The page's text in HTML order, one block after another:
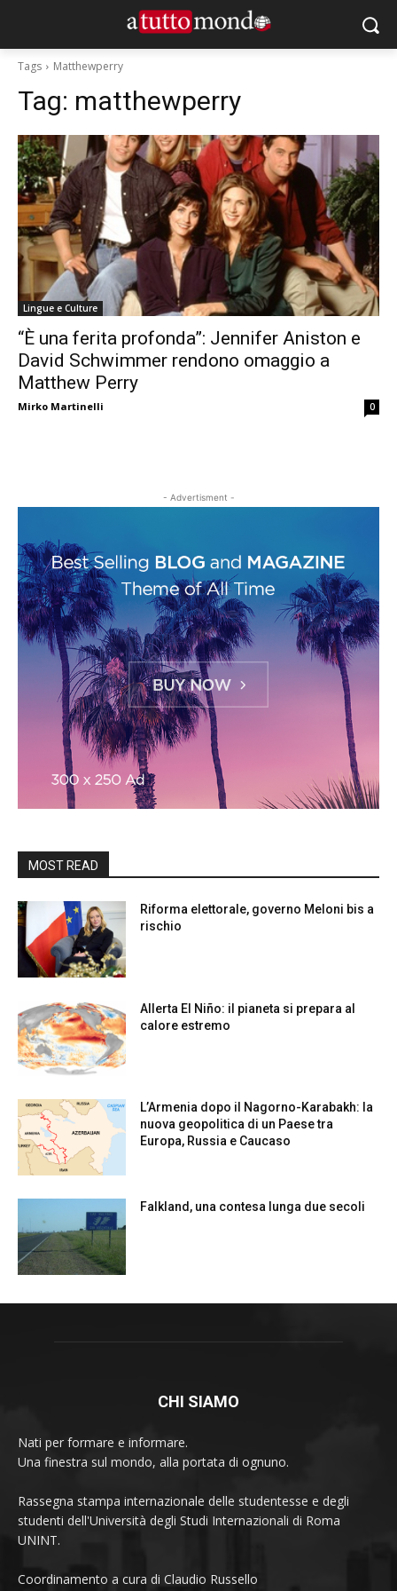
Tags Matthewperry
Tag: matthewperry
Lingue e Culture
“È una ferita profonda”: Jennifer Aniston e
David Schwimmer rendono omaggio a
Matthew Perry
Mirko Martinelli 0
- Advertisment -
MOST READ
Riforma elettorale, governo Meloni bis a
rischio
Allerta El Niño: il pianeta si prepara al
calore estremo
L’Armenia dopo il Nagorno-Karabakh: la
nuova geopolitica di un Paese tra
Europa, Russia e Caucaso
Falkland, una contesa lunga due secoli
CHI SIAMO
Nati per formare e informare.
Una finestra sul mondo, alla portata di ognuno.
Rassegna stampa internazionale delle studentesse e degli
studenti dell'Università degli Studi Internazionali di Roma
UNINT.
Coordinamento a cura di Claudio Russello